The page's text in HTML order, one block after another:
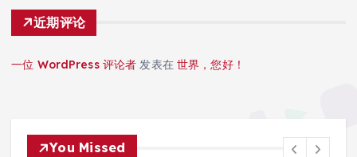
近期评论
一位 WordPress 评论者 发表在世界，您好！
You Missed